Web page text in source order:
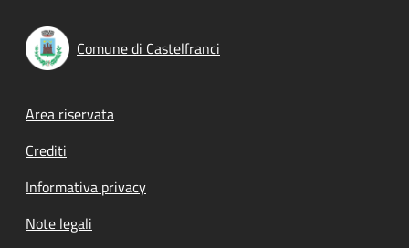
Comune di Castelfranci
Footer menu
Area riservata
Crediti
Informativa privacy
Note legali